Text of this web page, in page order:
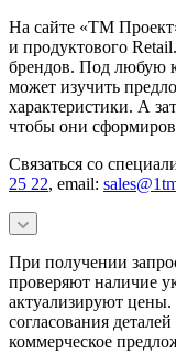
На сайте «ТМ
и продуктового
брендов. Под любую
может изучить
характеристики. А
чтобы они
Связаться со
25 22, email:
При получении
проверяют наличие
актуализируют цены.
согласования
коммерческое